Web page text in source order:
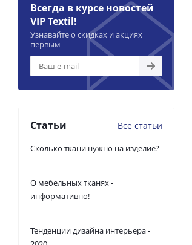
Всегда в курсе новостей
VIP Textil!
Узнавайте о скидках и акциях
первым
Статьи Все статьи
Сколько ткани нужно на изделие?
О мебельных тканях -
информативно!
Тенденции дизайна интерьера -